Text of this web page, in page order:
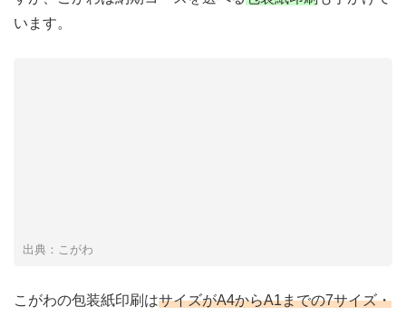
います。
出典：こがわ
こがわの包装紙印刷はサイズがA4からA1までの7サイズ・